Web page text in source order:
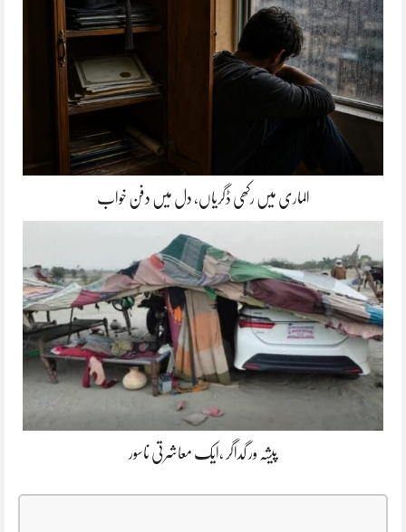
الماری میں رکھی ڈگریاں، دل میں دفن خواب
پیشہ ور گداگر ،ایک معاشرتی ناسور